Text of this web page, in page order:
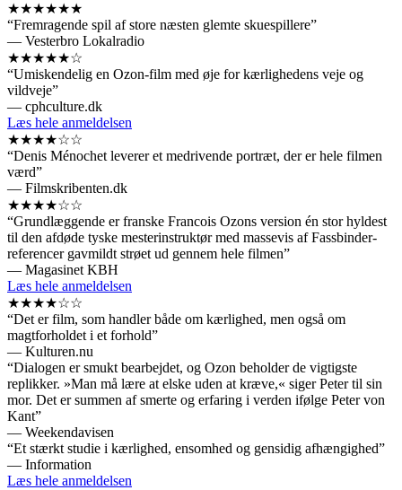
★★★★★★
“Fremragende spil af store næsten glemte skuespillere”
— Vesterbro Lokalradio
★★★★★☆
“Umiskendelig en Ozon-film med øje for kærlighedens veje og
vildveje”
— cphculture.dk
Læs hele anmeldelsen
★★★★☆☆
“Denis Ménochet leverer et medrivende portræt, der er hele filmen
værd”
— Filmskribenten.dk
★★★★☆☆
“Grundlæggende er franske Francois Ozons version én stor hyldest
til den afdøde tyske mesterinstruktør med massevis af Fassbinder-
referencer gavmildt strøet ud gennem hele filmen”
— Magasinet KBH
Læs hele anmeldelsen
★★★★☆☆
“Det er film, som handler både om kærlighed, men også om
magtforholdet i et forhold”
— Kulturen.nu
“Dialogen er smukt bearbejdet, og Ozon beholder de vigtigste
replikker. »Man må lære at elske uden at kræve,« siger Peter til sin
mor. Det er summen af smerte og erfaring i verden ifølge Peter von
Kant”
— Weekendavisen
“Et stærkt studie i kærlighed, ensomhed og gensidig afhængighed”
— Information
Læs hele anmeldelsen